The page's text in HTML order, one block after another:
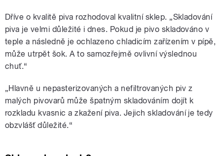
Dříve o kvalitě piva rozhodoval kvalitní sklep. „Skladování
piva je velmi důležité i dnes. Pokud je pivo skladováno v
teple a následně je ochlazeno chladicím zařízením v pípě,
může utrpět šok. A to samozřejmě ovlivní výslednou
chuť.“
„Hlavně u nepasterizovaných a nefiltrovaných piv z
malých pivovarů může špatným skladováním dojít k
rozkladu kvasnic a zkažení piva. Jejich skladování je tedy
obzvlášť důležité.“